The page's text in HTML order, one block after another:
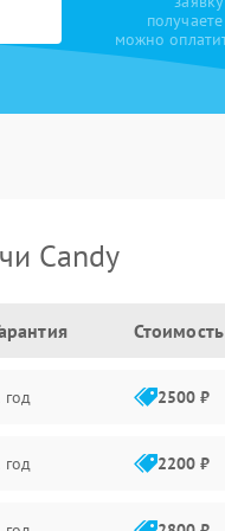
можно
Candy
Стоимость
год 2500 ₽
год 2200 ₽